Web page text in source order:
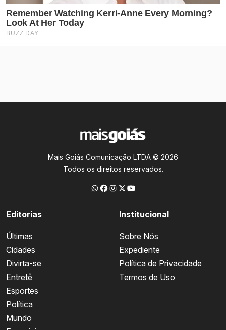
Mais Goiás Comunicação LTDA © 2026
Todos os direitos reservados.
Editorias
Últimas
Cidades
Divirta-se
Entretê
Esportes
Política
Mundo
Institucional
Sobre Nós
Expediente
Política de Privacidade
Termos de Uso